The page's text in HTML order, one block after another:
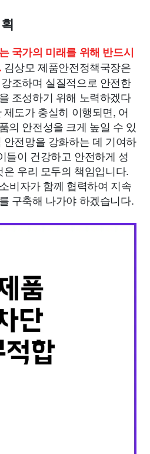
국가의 미래를 위해 반드시
김상모 제품안전정책국장은
조하며 실질적으로 안전한
조성하기 위해 노력하겠다
도가 충실히 이행되면, 어
의 안전성을 크게 높일 수 있
안전망을 강화하는 데 기여하
들이 건강하고 안전하게 성
우리 모두의 책임입니다.
비자가 함께 협력하여 지속
구축해 나가야 하겠습니다.